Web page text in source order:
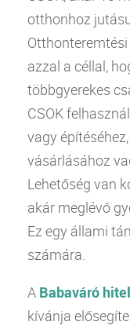
otthonhoz
azzal a céllal,
többgyerekes
CSOK
vagy
vásárlásához
Lehetőség van
akár meglévő
Ez egy állami
számára.
A Babaváró
kívánja